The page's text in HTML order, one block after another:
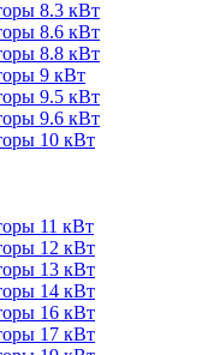
8.3 кВт
8.6 кВт
8.8 кВт
9 кВт
9.5 кВт
9.6 кВт
10 кВт
11 кВт
12 кВт
13 кВт
14 кВт
16 кВт
17 кВт